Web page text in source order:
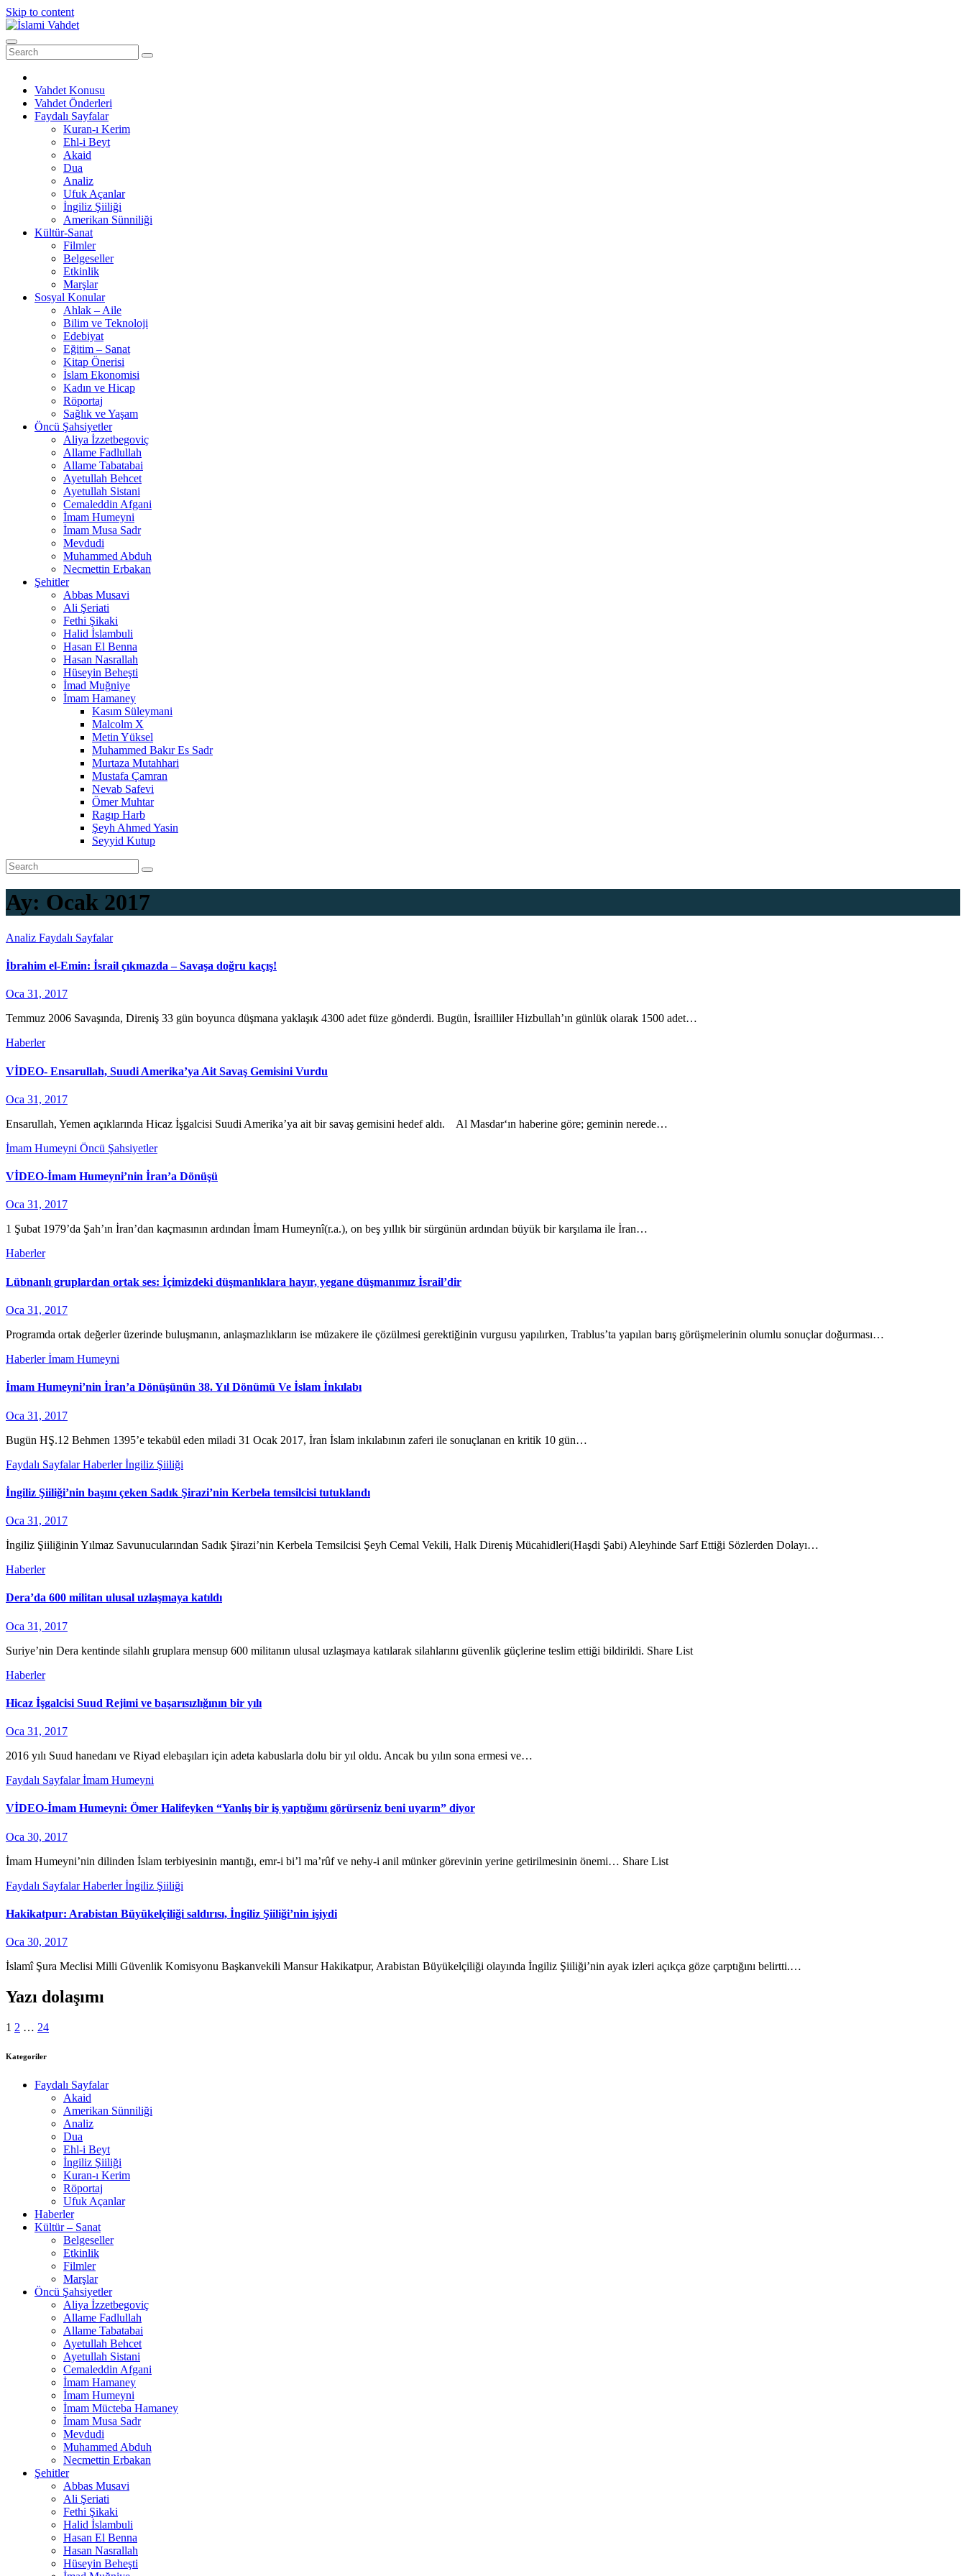
Skip to content
Vahdet Konusu
Vahdet Önderleri
Faydalı Sayfalar
Kuran-ı Kerim
Ehl-i Beyt
Akaid
Dua
Analiz
Ufuk Açanlar
İngiliz Şiiliği
Amerikan Sünniliği
Kültür-Sanat
Filmler
Belgeseller
Etkinlik
Marşlar
Sosyal Konular
Ahlak – Aile
Bilim ve Teknoloji
Edebiyat
Eğitim – Sanat
Kitap Önerisi
İslam Ekonomisi
Kadın ve Hicap
Röportaj
Sağlık ve Yaşam
Öncü Şahsiyetler
Aliya İzzetbegoviç
Allame Fadlullah
Allame Tabatabai
Ayetullah Behcet
Ayetullah Sistani
Cemaleddin Afgani
İmam Humeyni
İmam Musa Sadr
Mevdudi
Muhammed Abduh
Necmettin Erbakan
Şehitler
Abbas Musavi
Ali Şeriati
Fethi Şikaki
Halid İslambuli
Hasan El Benna
Hasan Nasrallah
Hüseyin Beheşti
İmad Muğniye
İmam Hamaney
Kasım Süleymani
Malcolm X
Metin Yüksel
Muhammed Bakır Es Sadr
Murtaza Mutahhari
Mustafa Çamran
Nevab Safevi
Ömer Muhtar
Ragıp Harb
Şeyh Ahmed Yasin
Seyyid Kutup
Ay: Ocak 2017
Analiz Faydalı Sayfalar
İbrahim el-Emin: İsrail çıkmazda – Savaşa doğru kaçış!
Oca 31, 2017
Temmuz 2006 Savaşında, Direniş 33 gün boyunca düşmana yaklaşık 4300 adet füze gönderdi. Bugün, İsrailliler Hizbullah’ın günlük olarak 1500 adet…
Haberler
VİDEO- Ensarullah, Suudi Amerika’ya Ait Savaş Gemisini Vurdu
Oca 31, 2017
Ensarullah, Yemen açıklarında Hicaz İşgalcisi Suudi Amerika’ya ait bir savaş gemisini hedef aldı. Al Masdar‘ın haberine göre; geminin nerede…
İmam Humeyni Öncü Şahsiyetler
VİDEO-İmam Humeyni’nin İran’a Dönüşü
Oca 31, 2017
1 Şubat 1979’da Şah’ın İran’dan kaçmasının ardından İmam Humeynî(r.a.), on beş yıllık bir sürgünün ardından büyük bir karşılama ile İran…
Haberler
Lübnanlı gruplardan ortak ses: İçimizdeki düşmanlıklara hayır, yegane düşmanımız İsrail’dir
Oca 31, 2017
Programda ortak değerler üzerinde buluşmanın, anlaşmazlıkların ise müzakere ile çözülmesi gerektiğinin vurgusu yapılırken, Trablus’ta yapılan barış görüşmelerinin olumlu sonuçlar doğurması…
Haberlerİmam Humeyni
İmam Humeyni’nin İran’a Dönüşünün 38. Yıl Dönümü Ve İslam İnkılabı
Oca 31, 2017
Bugün HŞ.12 Behmen 1395’e tekabül eden miladi 31 Ocak 2017, İran İslam inkılabının zaferi ile sonuçlanan en kritik 10 gün…
Faydalı SayfalarHaberlerİngiliz Şiiliği
İngiliz Şiiliği’nin başını çeken Sadık Şirazi’nin Kerbela temsilcisi tutuklandı
Oca 31, 2017
İngiliz Şiiliğinin Yılmaz Savunucularından Sadık Şirazi’nin Kerbela Temsilcisi Şeyh Cemal Vekili, Halk Direniş Mücahidleri(Haşdi Şabi) Aleyhinde Sarf Ettiği Sözlerden Dolayı…
Haberler
Dera’da 600 militan ulusal uzlaşmaya katıldı
Oca 31, 2017
Suriye’nin Dera kentinde silahlı gruplara mensup 600 militanın ulusal uzlaşmaya katılarak silahlarını güvenlik güçlerine teslim ettiği bildirildi. Share List
Haberler
Hicaz İşgalcisi Suud Rejimi ve başarısızlığının bir yılı
Oca 31, 2017
2016 yılı Suud hanedanı ve Riyad elebaşıları için adeta kabuslarla dolu bir yıl oldu. Ancak bu yılın sona ermesi ve…
Faydalı Sayfalarİmam Humeyni
VİDEO-İmam Humeyni: Ömer Halifeyken “Yanlış bir iş yaptığımı görürseniz beni uyarın” diyor
Oca 30, 2017
İmam Humeyni’nin dilinden İslam terbiyesinin mantığı, emr-i bi’l ma’rûf ve nehy-i anil münker görevinin yerine getirilmesinin önemi… Share List
Faydalı SayfalarHaberlerİngiliz Şiiliği
Hakikatpur: Arabistan Büyükelçiliği saldırısı, İngiliz Şiiliği’nin işiydi
Oca 30, 2017
İslamî Şura Meclisi Milli Güvenlik Komisyonu Başkanvekili Mansur Hakikatpur, Arabistan Büyükelçiliği olayında İngiliz Şiiliği’nin ayak izleri açıkça göze çarptığını belirtti.…
Yazı dolaşımı
1 2 … 24
Kategoriler
Faydalı Sayfalar
Akaid
Amerikan Sünniliği
Analiz
Dua
Ehl-i Beyt
İngiliz Şiiliği
Kuran-ı Kerim
Röportaj
Ufuk Açanlar
Haberler
Kültür – Sanat
Belgeseller
Etkinlik
Filmler
Marşlar
Öncü Şahsiyetler
Aliya İzzetbegoviç
Allame Fadlullah
Allame Tabatabai
Ayetullah Behcet
Ayetullah Sistani
Cemaleddin Afgani
İmam Hamaney
İmam Humeyni
İmam Mücteba Hamaney
İmam Musa Sadr
Mevdudi
Muhammed Abduh
Necmettin Erbakan
Şehitler
Abbas Musavi
Ali Şeriati
Fethi Şikaki
Halid İslambuli
Hasan El Benna
Hasan Nasrallah
Hüseyin Beheşti